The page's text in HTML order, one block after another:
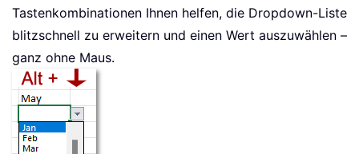
Tastenkombinationen Ihnen helfen, die Dropdown-Liste
blitzschnell zu erweitern und einen Wert auszuwählen –
ganz ohne Maus.